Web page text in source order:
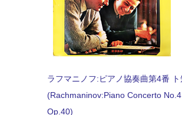
ラフマニノフ:ピアノ協奏曲第4番
(Rachmaninov:Piano Concerto
Op.40)